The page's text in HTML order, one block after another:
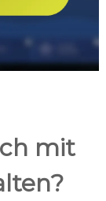
mit